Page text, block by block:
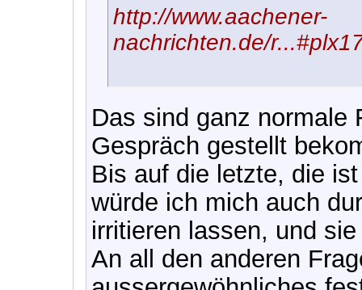
http://www.aachener-
nachrichten.de/
Das sind ganz normale
Gespräch gestellt
Bis auf die letzte, die
würde ich mich auch
irritieren lassen, und
An all den anderen